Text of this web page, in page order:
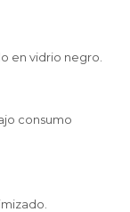
en vidrio negro.
consumo